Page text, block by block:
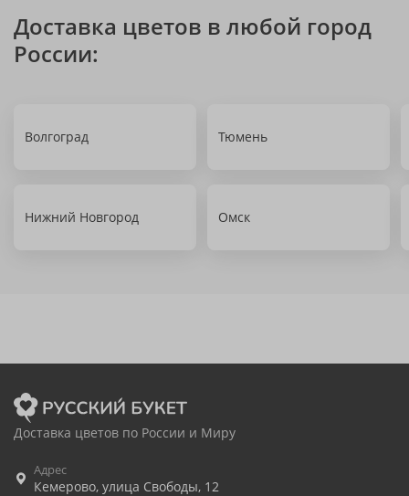
Доставка цветов в любой город
России:
Волгоград Тюмень
Нижний Новгород Омск
Доставка цветов по России и Миру
Адрес
Кемерово, улица Свободы, 12